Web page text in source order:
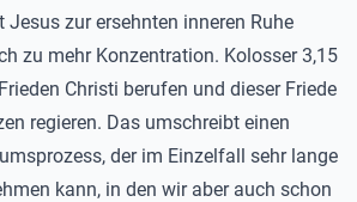
zur ersehnten inneren Ruhe
zu mehr Konzentration. Kolosser 3,15
Christi berufen und dieser Friede
regieren. Das umschreibt einen
der im Einzelfall sehr lange
kann, in den wir aber auch schon